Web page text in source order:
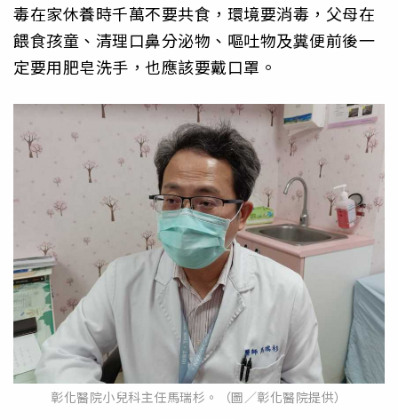
毒在家休養時千萬不要共食，環境要消毒，父母在
餵食孩童、清理口鼻分泌物、嘔吐物及糞便前後一
定要用肥皂洗手，也應該要戴口罩。
彰化醫院小兒科主任馬瑞杉。（圖／彰化醫院提供）